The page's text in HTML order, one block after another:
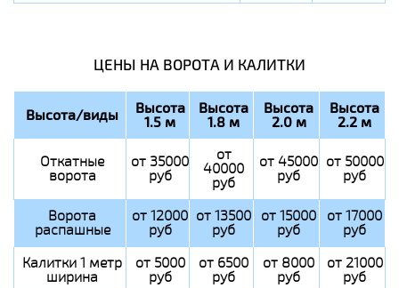
ЦЕНЫ НА ВОРОТА И КАЛИТКИ
Высота/виды Высота
1.5 м
Высота
1.8 м
Высота
2.0 м
Высота
2.2 м
Откатные
ворота
от 35000
руб
от
40000
руб
от 45000
руб
от 50000
руб
Ворота
распашные
от 12000
руб
от 13500
руб
от 15000
руб
от 17000
руб
Калитки 1 метр
ширина
от 5000
руб
от 6500
руб
от 8000
руб
от 21000
руб